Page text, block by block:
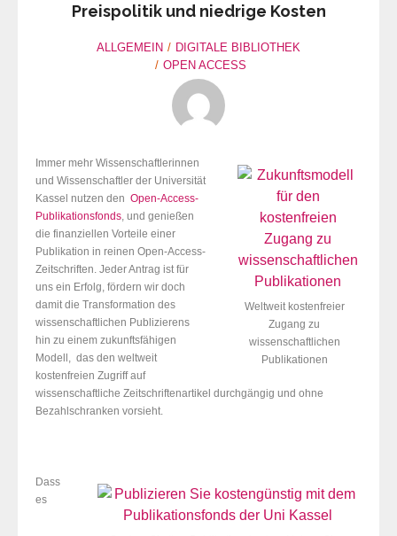
Preispolitik und niedrige Kosten
ALLGEMEIN
DIGITALE BIBLIOTHEK
OPEN ACCESS
Weltweit kostenfreier
Zugang zu
wissenschaftlichen
Publikationen
Immer mehr Wissenschaftlerinnen
und Wissenschaftler der Universität
Kassel nutzen den Open-Access-
Publikationsfonds , und genießen
die finanziellen Vorteile einer
Publikation in reinen Open-Access-
Zeitschriften. Jeder Antrag ist für
uns ein Erfolg, fördern wir doch
damit die Transformation des
wissenschaftlichen Publizierens
hin zu einem zukunftsfähigen
Modell, das den weltweit
kostenfreien Zugriff auf
wissenschaftliche Zeitschriftenartikel durchgängig und ohne
Bezahlschranken vorsieht.
Dass
es